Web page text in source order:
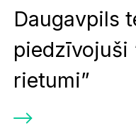
Daugavpils
piedzīvojuši
rietumi”